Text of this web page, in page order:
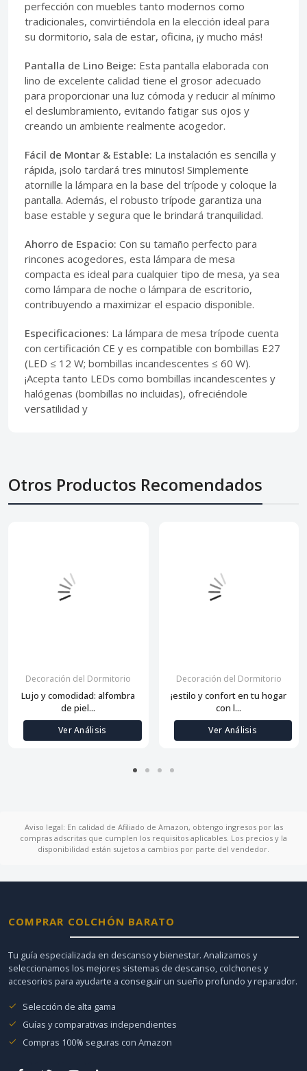
perfección con muebles tanto modernos como
tradicionales, convirtiéndola en la elección ideal para
su dormitorio, sala de estar, oficina, ¡y mucho más!
Pantalla de Lino Beige: Esta pantalla elaborada con
lino de excelente calidad tiene el grosor adecuado
para proporcionar una luz cómoda y reducir al mínimo
el deslumbramiento, evitando fatigar sus ojos y
creando un ambiente realmente acogedor.
Fácil de Montar & Estable: La instalación es sencilla y
rápida, ¡solo tardará tres minutos! Simplemente
atornille la lámpara en la base del trípode y coloque la
pantalla. Además, el robusto trípode garantiza una
base estable y segura que le brindará tranquilidad.
Ahorro de Espacio: Con su tamaño perfecto para
rincones acogedores, esta lámpara de mesa
compacta es ideal para cualquier tipo de mesa, ya sea
como lámpara de noche o lámpara de escritorio,
contribuyendo a maximizar el espacio disponible.
Especificaciones: La lámpara de mesa trípode cuenta
con certificación CE y es compatible con bombillas E27
(LED ≤ 12 W; bombillas incandescentes ≤ 60 W).
¡Acepta tanto LEDs como bombillas incandescentes y
halógenas (bombillas no incluidas), ofreciéndole
versatilidad y
Otros Productos Recomendados
Decoración del Dormitorio
Lujo y comodidad: alfombra
de piel...
Ver Análisis
Decoración del Dormitorio
¡estilo y confort en tu hogar
con l...
Ver Análisis
Aviso legal: En calidad de Afiliado de Amazon, obtengo ingresos por las
compras adscritas que cumplen los requisitos aplicables. Los precios y la
disponibilidad están sujetos a cambios por parte del vendedor.
COMPRAR COLCHÓN BARATO
Tu guía especializada en descanso y bienestar. Analizamos y
seleccionamos los mejores sistemas de descanso, colchones y
accesorios para ayudarte a conseguir un sueño profundo y reparador.
Selección de alta gama
Guías y comparativas independientes
Compras 100% seguras con Amazon